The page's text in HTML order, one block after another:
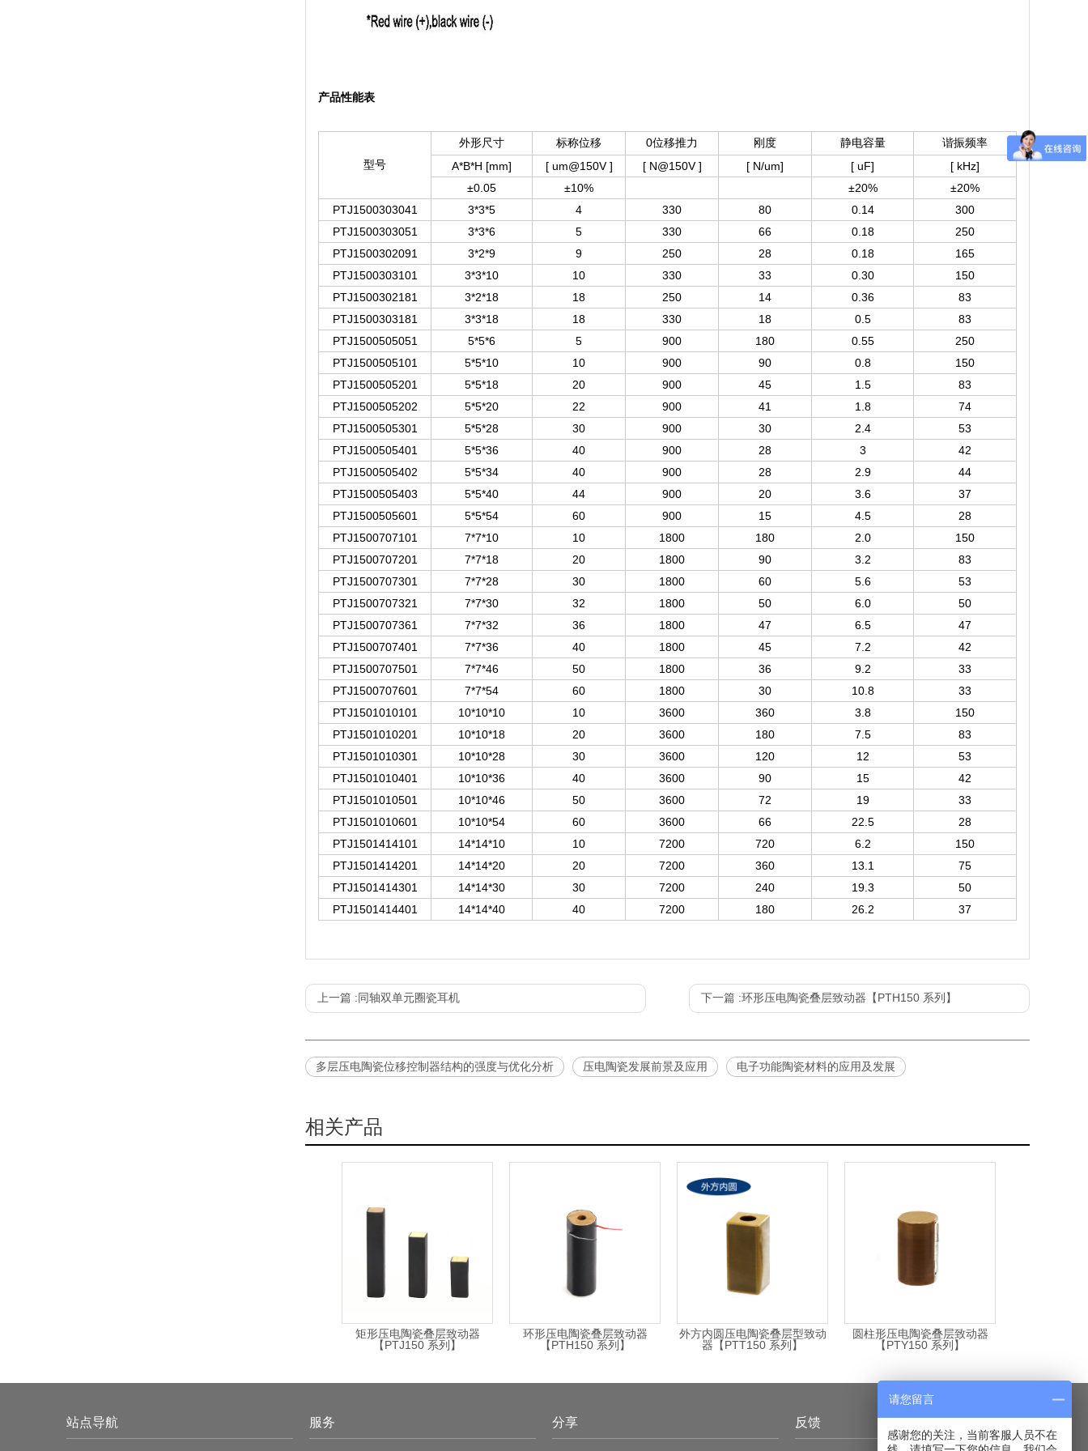
产品性能表
型号
外形尺寸 标称位移 0位移推力 刚度 静电容量
谐振频率
A*B*H [mm] [ um@150V ] [ N@150V ] [ N/um] [ uF] [ kHz]
±0.05 ±10% ±20% ±20%
PTJ1500303041
3*3*5 4 330 80 0.14
300
PTJ1500303051
3*3*6 5 330 66 0.18
250
PTJ1500302091
3*2*9 9 250 28 0.18
165
PTJ1500303101
3*3*10 10 330 33 0.30
150
PTJ1500302181 3*2*18 18 250 14 0.36
83
PTJ1500303181
3*3*18 18 330 18 0.5
83
PTJ1500505051
5*5*6 5 900 180 0.55
250
PTJ1500505101
5*5*10 10 900 90 0.8
150
PTJ1500505201
5*5*18 20 900 45 1.5
83
PTJ1500505202
5*5*20 22 900 41 1.8
74
PTJ1500505301 5*5*28 30 900 30 2.4 53
PTJ1500505401
5*5*36 40 900 28 3
42
PTJ1500505402
5*5*34 40 900 28 2.9
44
PTJ1500505403
5*5*40 44 900 20 3.6
37
PTJ1500505601
5*5*54 60 900 15 4.5
28
PTJ1500707101
7*7*10 10 1800 180 2.0
150
PTJ1500707201
7*7*18 20 1800 90 3.2
83
PTJ1500707301
7*7*28 30 1800 60 5.6
53
PTJ1500707321
7*7*30 32 1800 50 6.0
50
PTJ1500707361
7*7*32 36 1800 47 6.5
47
PTJ1500707401
7*7*36 40 1800 45 7.2
42
PTJ1500707501
7*7*46 50 1800 36 9.2
33
PTJ1500707601
7*7*54 60 1800 30 10.8
33
PTJ1501010101
10*10*10 10 3600 360 3.8
150
PTJ1501010201
10*10*18 20 3600 180 7.5
83
PTJ1501010301
10*10*28 30 3600 120 12
53
PTJ1501010401
10*10*36 40 3600 90 15
42
PTJ1501010501
10*10*46 50 3600 72 19
33
PTJ1501010601
10*10*54 60 3600 66 22.5
28
PTJ1501414101
14*14*10 10 7200 720 6.2
150
PTJ1501414201
14*14*20 20 7200 360 13.1
75
PTJ1501414301
14*14*30 30 7200 240 19.3
50
PTJ1501414401
14*14*40 40 7200 180 26.2 37
性连接易使产品位移损失。一般不允许空载使用，需加一定的预应力。
横截面积
3
5 5 15 20 375 500
2000
20 3920
使用寿命或损坏。
器件轴向需保持一致。如下图所示：
1 ） 测试台面必须水平，产品必须垂直于台面放置。测试触头必须接触在执行器端面中心位置且必须垂直于水平台面放置后，再进行测试。
3 ）接线方式：红色线接正极，黑色线接负极。
主要技术性能指标 指标
相对介电常数εr3T 20%
密度ρ g/cm3 7.9
机电耦合系数Kp 70%
弹性柔性系数S11
E -12m2/N 14.3
上一篇 :同轴双单元圈瓷耳机 下一篇 :环形压电陶瓷叠层致动器【PTH150 系列】
多层压电陶瓷位移控制器结构的强度与优化分析 压电陶瓷发展前景及应用 电子功能陶瓷材料的应用及发展
相关产品
矩形压电陶瓷叠层致动器
【PTJ150 系列】
环形压电陶瓷叠层致动器
【PTH150 系列】
外方内圆压电陶瓷叠层型致动
器【PTT150 系列】
圆柱形压电陶瓷叠层致动器
【PTY150 系列】
站点导航 服务 分享 反馈
请您留言
感谢您的关注，当前客服人员不在